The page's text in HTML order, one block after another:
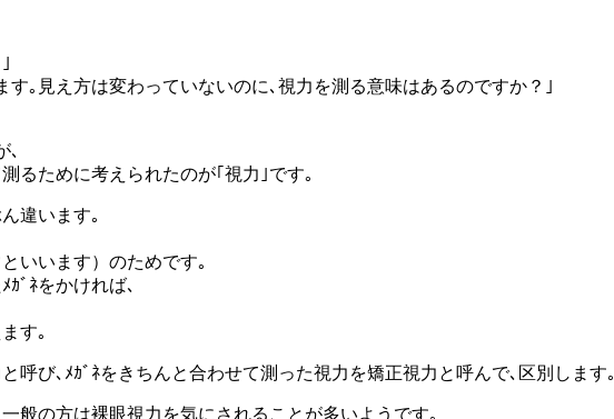
す｡見え方は変わっていないのに､視力を測る意味はあるのですか？｣
､
るために考えられたのが｢視力｣です｡
違います｡
いいます）のためです｡
ｶﾞﾈをかければ､
す｡
呼び､ﾒｶﾞﾈをきちんと合わせて測った視力を矯正視力と呼んで､区別します｡
般の方は裸眼視力を気にされることが多いようです｡